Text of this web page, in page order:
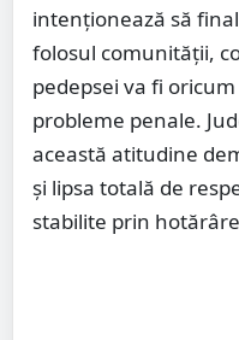
intenționează să
folosul comunității,
pedepsei va fi
probleme penale.
această atitudine
și lipsa totală de
stabilite prin